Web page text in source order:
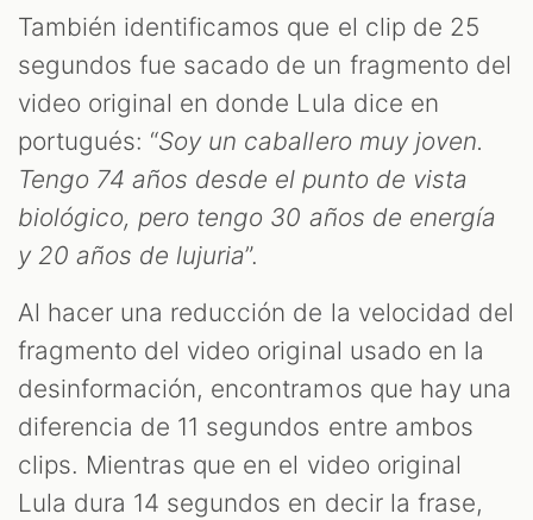
También identificamos que el clip de 25
segundos fue sacado de un fragmento del
video original en donde Lula dice en
portugués: “Soy un caballero muy joven.
Tengo 74 años desde el punto de vista
biológico, pero tengo 30 años de energía
y 20 años de lujuria”.
Al hacer una reducción de la velocidad del
fragmento del video original usado en la
desinformación, encontramos que hay una
diferencia de 11 segundos entre ambos
clips. Mientras que en el video original
Lula dura 14 segundos en decir la frase,